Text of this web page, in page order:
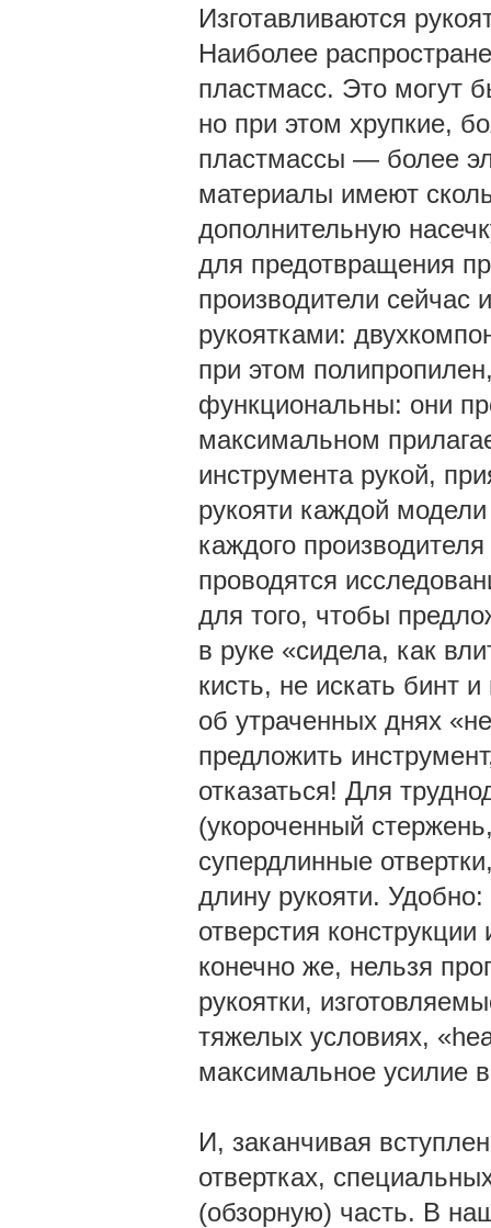
Изготавливаются
Наиболее
пластмасс. Это могут
но при этом хрупкие,
пластмассы — более
материалы имеют
дополнительную
для предотвращения
производители сейчас
рукоятками:
при этом
функциональны: они
максимальном
инструмента рукой,
рукояти каждой модели
каждого
проводятся
для того, чтобы
в руке «сидела, как
кисть, не искать бинт
об утраченных днях
предложить
отказаться! Для
(укороченный
супердлинные
длину рукояти.
отверстия
конечно же, нельзя
рукоятки,
тяжелых условиях,
максимальное усилие
И, заканчивая
отвертках,
(обзорную) часть. В